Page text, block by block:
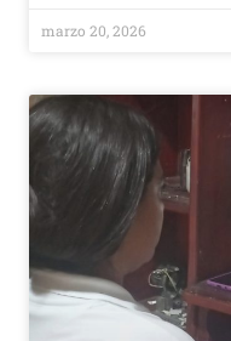
marzo 20, 2026